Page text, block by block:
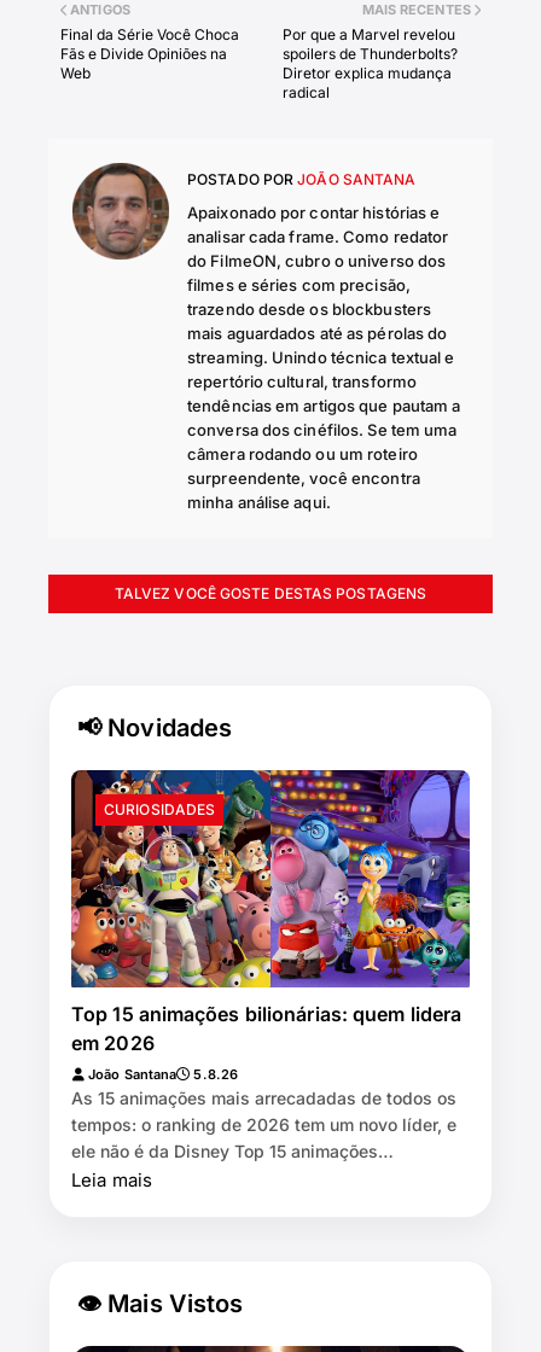
MAIS RECENTES
Por que a Marvel revelou
spoilers de Thunderbolts?
Diretor explica mudança
radical
ANTIGOS
Final da Série Você Choca
Fãs e Divide Opiniões na
Web
POSTADO POR JOÃO SANTANA
Apaixonado por contar histórias e
analisar cada frame. Como redator
do FilmeON, cubro o universo dos
filmes e séries com precisão,
trazendo desde os blockbusters
mais aguardados até as pérolas do
streaming. Unindo técnica textual e
repertório cultural, transformo
tendências em artigos que pautam a
conversa dos cinéfilos. Se tem uma
câmera rodando ou um roteiro
surpreendente, você encontra
minha análise aqui.
TALVEZ VOCÊ GOSTE DESTAS POSTAGENS
📢 Novidades
CURIOSIDADES
Top 15 animações bilionárias: quem lidera
em 2026
João Santana 5.8.26
As 15 animações mais arrecadadas de todos os
tempos: o ranking de 2026 tem um novo líder, e
ele não é da Disney Top 15 animações
Leia mais
👁 Mais Vistos